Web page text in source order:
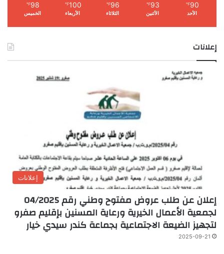
90
℉
الأحد
93
℉
الأثنين
96
℉
الثلاثاء
100
℉
الأربعاء
98
℉
الخميس
إعلانات
إعلانات
إعلان عن طلب عروض مفتوح وطني رقم 04/2025
لجمعية الأعمال الخيرية ورعاية المسنين بإقليم صفرو
لتجهيز الضيعة الاجتماعية بجماعة كندر سيدي خيار
2025-09-21